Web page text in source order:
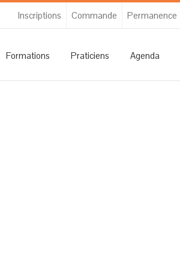
Inscriptions Commande Permanence
Formations Praticiens Agenda